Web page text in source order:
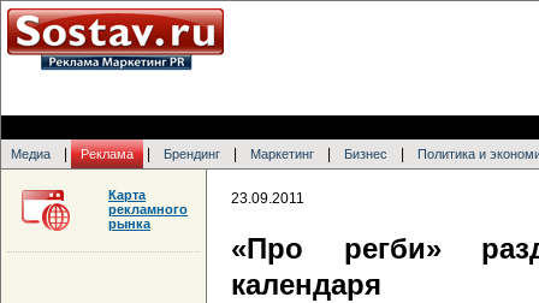
Медиа Реклама Брендинг Маркетинг Бизнес Политика и
23.09.2011
«Про регби»
календаря
Карта
рекламного
рынка